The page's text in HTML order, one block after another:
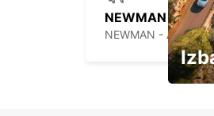
NEWMAN
NEWMAN -